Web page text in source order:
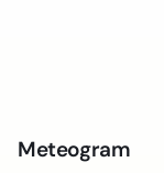
Meteogram